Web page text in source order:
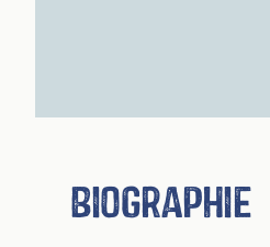
Biographie